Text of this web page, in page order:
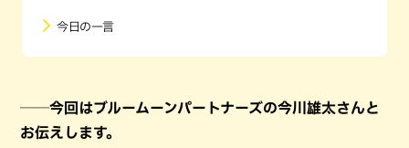
今日の一言
──今回はブルームーンパートナーズの今川雄太さんと
お伝えします。